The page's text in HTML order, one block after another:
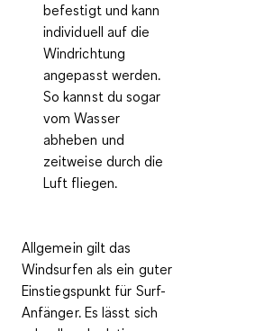
befestigt und kann
individuell auf die
Windrichtung
angepasst werden.
So kannst du sogar
vom Wasser
abheben und
zeitweise durch die
Luft fliegen.
Allgemein gilt das
Windsurfen als ein guter
Einstiegspunkt für Surf-
Anfänger. Es lässt sich